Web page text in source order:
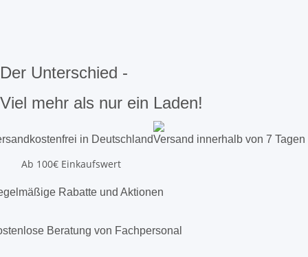
Der Unterschied -
Viel mehr als nur ein Laden!
in Deutschland
Ab 100€ Einkaufswert
Versand innerhalb von 7 Tagen
Rabatte und Aktionen
Beratung von Fachpersonal